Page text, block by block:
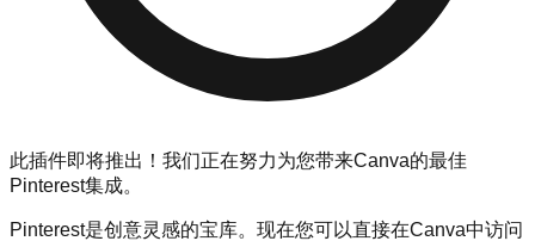
此插件即将推出！我们正在努力为您带来Canva的最佳
Pinterest集成。
Pinterest是创意灵感的宝库。现在您可以直接在Canva中访问